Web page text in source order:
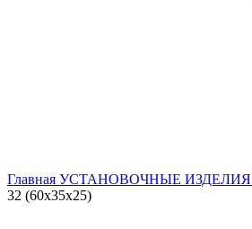
Главная УСТАНОВОЧНЫЕ ИЗДЕЛИЯ
32 (60x35x25)